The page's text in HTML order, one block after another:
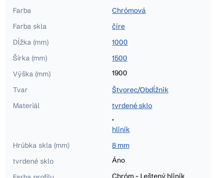
Farba
Chrómová
Farba skla
číre
Dĺžka (mm)
1000
Šírka (mm)
1500
Výška (mm)
1900
Tvar
Štvorec/Obdĺžnik
Materiál
tvrdené sklo
,
hliník
Hrúbka skla (mm)
8 mm
tvrdené sklo
Áno
Chróm - Leštený hliník